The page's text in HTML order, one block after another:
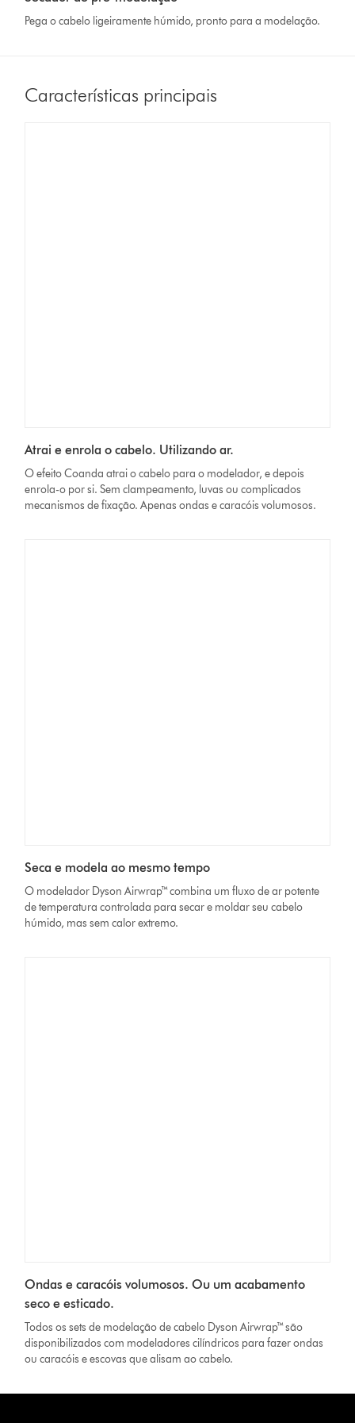
Pega o cabelo ligeiramente húmido, pronto para a modelação.
Características principais
Atrai e enrola o cabelo. Utilizando ar.
O efeito Coanda atrai o cabelo para o modelador, e depois
enrola-o por si. Sem clampeamento, luvas ou complicados
mecanismos de fixação. Apenas ondas e caracóis volumosos.
Seca e modela ao mesmo tempo
O modelador Dyson Airwrap™ combina um fluxo de ar potente
de temperatura controlada para secar e moldar seu cabelo
húmido, mas sem calor extremo.
Ondas e caracóis volumosos. Ou um acabamento
seco e esticado.
Todos os sets de modelação de cabelo Dyson Airwrap™ são
disponibilizados com modeladores cilíndricos para fazer ondas
ou caracóis e escovas que alisam ao cabelo.